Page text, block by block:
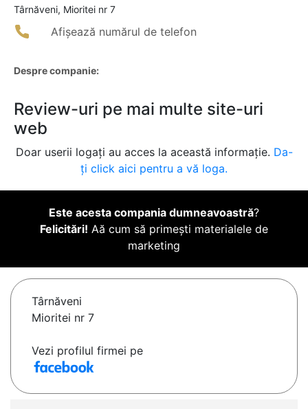
Târnăveni, Mioritei nr 7
Afișează numărul de telefon
Despre companie:
Review-uri pe mai multe site-uri
web
Doar userii logați au acces la această informație. Da-
ți click aici pentru a vă loga.
Este acesta compania dumneavoastră?
Felicitări! Aă cum să primești materialele de
marketing
Târnăveni
Mioritei nr 7
Vezi profilul firmei pe